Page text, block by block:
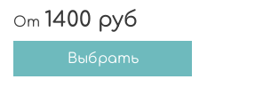
От 1400 руб
Выбрать